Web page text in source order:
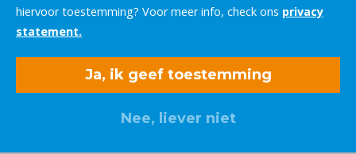
hiervoor toestemming? Voor meer info, check ons privacy
statement.
Ja, ik geef toestemming
Nee, liever niet